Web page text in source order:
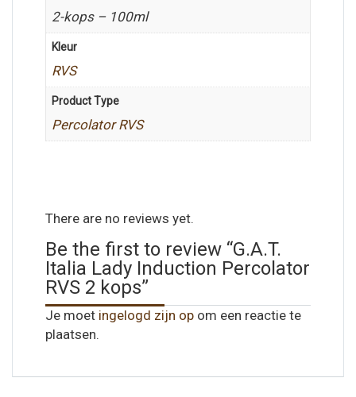
2-kops – 100ml
Kleur
RVS
Product Type
Percolator RVS
There are no reviews yet.
Be the first to review “G.A.T.
Italia Lady Induction Percolator
RVS 2 kops”
Je moet ingelogd zijn op om een reactie te
plaatsen.